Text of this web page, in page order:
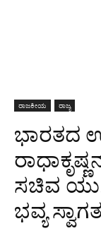
ರಾಜಕೀಯ ರಾಜ್ಯ
ಭಾರತದ
ಸಚಿವ
ಭವ್ಯ ಸ್ವಾಗತ